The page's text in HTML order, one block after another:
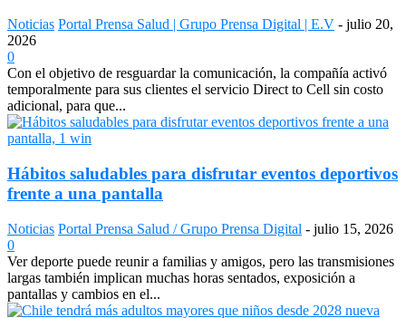
Noticias Portal Prensa Salud | Grupo Prensa Digital | E.V - julio 20,
2026
0
Con el objetivo de resguardar la comunicación, la compañía activó
temporalmente para sus clientes el servicio Direct to Cell sin costo
adicional, para que...
Hábitos saludables para disfrutar eventos deportivos
frente a una pantalla
Noticias Portal Prensa Salud / Grupo Prensa Digital - julio 15, 2026
0
Ver deporte puede reunir a familias y amigos, pero las transmisiones
largas también implican muchas horas sentados, exposición a
pantallas y cambios en el...